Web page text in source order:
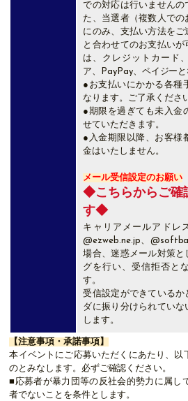
での対応は行いませんの
た、当選者（複数人での
にのみ、支払い方法をご
と合わせてのお支払い
は、クレジットカード
ア、PayPay、ペイジーと
●お支払いにかかる各種
なります。ご了承くださ
●期限を過ぎても未入金
せていただきます。
●入金期限以降、お客様
金はいたしません。
メール受信設定のお願い
◆こちらからご確
す◆
キャリアメールアドレ
@ezweb.ne.jp、
場合、迷惑メール対策
グを行い、受信拒否と
す。
受信設定ができている
ダに振り分けられてい
します。
【注意事項・承諾事項】
本イベントにご応募いただくにあたり、以
のとみなします。必ずご確認ください。
■応募者が暴力団等の反社会的勢力に属し
者でないことを条件とします。